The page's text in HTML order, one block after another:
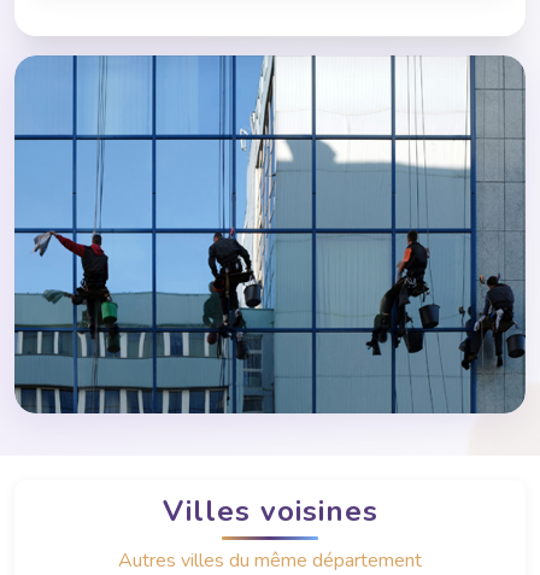
Villes voisines
Autres villes du même département